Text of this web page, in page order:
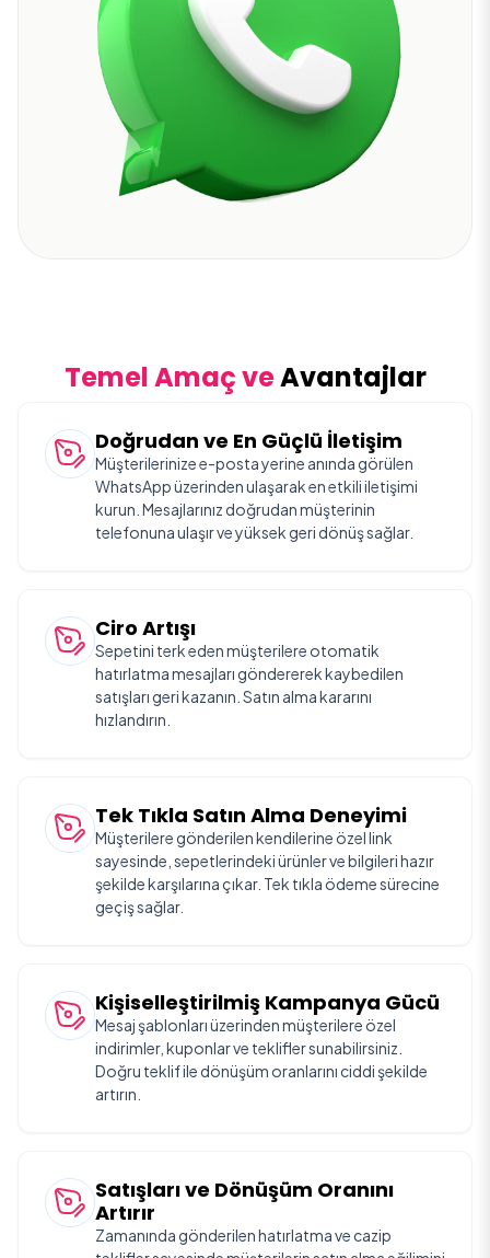
Temel Amaç veAvantajlar
Doğrudan ve En Güçlü İletişim
Müşterilerinize e-posta yerine anında görülen
WhatsApp üzerinden ulaşarak en etkili iletişimi
kurun. Mesajlarınız doğrudan müşterinin
telefonuna ulaşır ve yüksek geri dönüş sağlar.
Ciro Artışı
Sepetini terk eden müşterilere otomatik
hatırlatma mesajları göndererek kaybedilen
satışları geri kazanın. Satın alma kararını
hızlandırın.
Tek Tıkla Satın Alma Deneyimi
Müşterilere gönderilen kendilerine özel link
sayesinde, sepetlerindeki ürünler ve bilgileri hazır
şekilde karşılarına çıkar. Tek tıkla ödeme sürecine
geçiş sağlar.
Kişiselleştirilmiş Kampanya Gücü
Mesaj şablonları üzerinden müşterilere özel
indirimler, kuponlar ve teklifler sunabilirsiniz.
Doğru teklif ile dönüşüm oranlarını ciddi şekilde
artırın.
Satışları ve Dönüşüm Oranını
Artırır
Zamanında gönderilen hatırlatma ve cazip